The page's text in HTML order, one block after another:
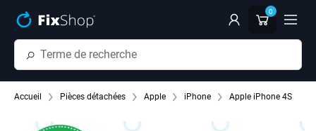
0
Accueil Pièces détachées Apple iPhone Apple iPhone 4S